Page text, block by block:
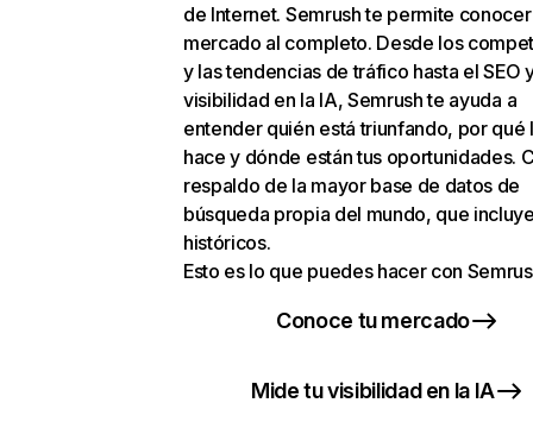
de Internet. Semrush te permite
mercado al completo. Desde los
y las tendencias de tráfico hasta el SEO
visibilidad en la IA, Semrush te ayuda a
entender quién está triunfando, por qué
hace y dónde están tus oportunidades.
respaldo de la mayor base de datos de
búsqueda propia del mundo, que
históricos.
Esto es lo que puedes hacer con
Conoce tu mercado
Mide tu visibilidad en la IA